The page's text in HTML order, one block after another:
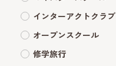
インターアクトクラブ
オープンスクール
修学旅行